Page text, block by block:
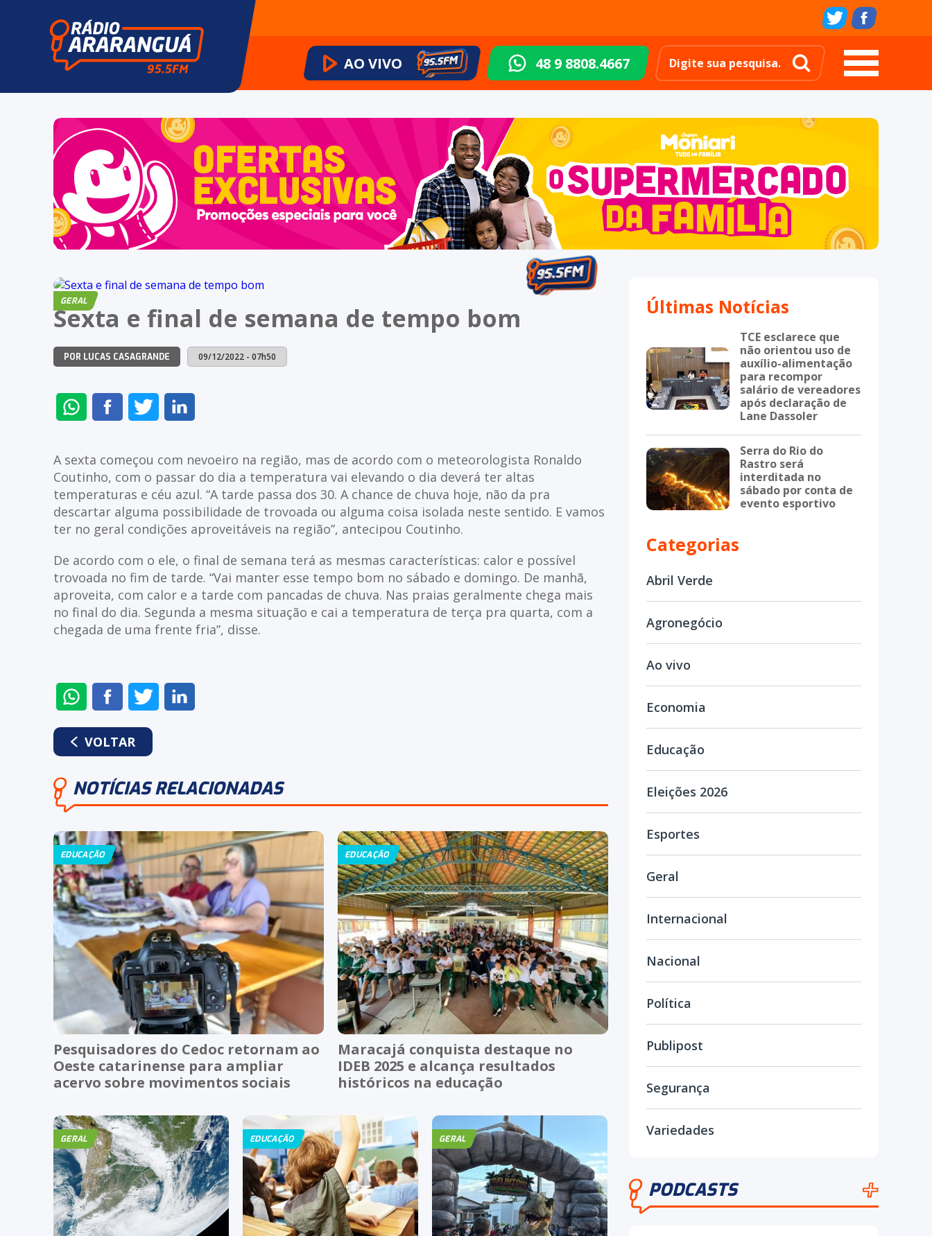
AO VIVO 48 9 8808.4667
GERAL
Sexta e final de semana de tempo bom
POR LUCAS CASAGRANDE 09/12/2022 - 07h50
ENVIAR
NO
COMPARTILHAR
NO
COMPARTILHAR
NO
A sexta começou com nevoeiro na região, mas de acordo com o meteorologista Ronaldo
Coutinho, com o passar do dia a temperatura vai elevando o dia deverá ter altas
temperaturas e céu azul. “A tarde passa dos 30. A chance de chuva hoje, não da pra
descartar alguma possibilidade de trovoada ou alguma coisa isolada neste sentido. E vamos
ter no geral condições aproveitáveis na região”, antecipou Coutinho.
De acordo com o ele, o final de semana terá as mesmas características: calor e possível
trovoada no fim de tarde. “Vai manter esse tempo bom no sábado e domingo. De manhã,
aproveita, com calor e a tarde com pancadas de chuva. Nas praias geralmente chega mais
no final do dia. Segunda a mesma situação e cai a temperatura de terça pra quarta, com a
chegada de uma frente fria”, disse.
ENVIAR
NO
WHATSAPP
COMPARTILHAR
NO
FACEBOOK
COMPARTILHAR
NO
VOLTAR
NOTÍCIAS RELACIONADAS
EDUCAÇÃO
Pesquisadores do Cedoc retornam ao
Oeste catarinense para ampliar
acervo sobre movimentos sociais
EDUCAÇÃO
Maracajá conquista destaque no
IDEB 2025 e alcança resultados
históricos na educação
GERAL EDUCAÇÃO GERAL
Últimas Notícias
TCE esclarece que
não orientou uso de
auxílio-alimentação
para recompor
salário de vereadores
após declaração de
Lane Dassoler
Serra do Rio do
Rastro será
interditada no
sábado por conta de
evento esportivo
Categorias
Abril Verde
Agronegócio
Ao vivo
Economia
Educação
Eleições 2026
Esportes
Geral
Internacional
Nacional
Política
Publipost
Segurança
Variedades
PODCASTS